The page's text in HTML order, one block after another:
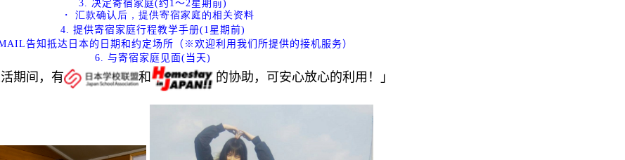
3. 决定寄宿家庭(约 1～2星期前)
・ 汇款确认后，提供寄宿家庭的相关资料
4. 提供寄宿家庭行程教学手册(1 星期前)
告知抵达日本的日期和约定场所（※欢迎利用我们所提供的接机服务）
6. 与寄宿家庭见面(当天)
期间，有 和 的协助，可安心放心的利用！ 」